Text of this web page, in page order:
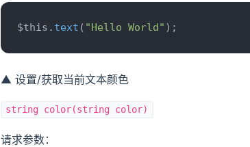
$this. text ( "Hello World" );
▲ 设置/获取当前文本颜色
string color(string color)
请求参数：